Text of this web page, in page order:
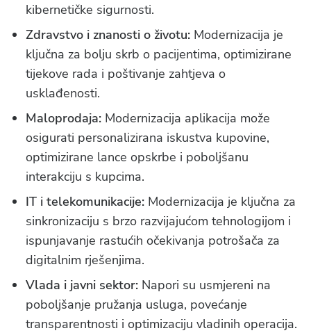
kibernetičke sigurnosti.
Zdravstvo i znanosti o životu: Modernizacija je
ključna za bolju skrb o pacijentima, optimizirane
tijekove rada i poštivanje zahtjeva o
usklađenosti.
Maloprodaja: Modernizacija aplikacija može
osigurati personalizirana iskustva kupovine,
optimizirane lance opskrbe i poboljšanu
interakciju s kupcima.
IT i telekomunikacije: Modernizacija je ključna za
sinkronizaciju s brzo razvijajućom tehnologijom i
ispunjavanje rastućih očekivanja potrošača za
digitalnim rješenjima.
Vlada i javni sektor: Napori su usmjereni na
poboljšanje pružanja usluga, povećanje
transparentnosti i optimizaciju vladinih operacija.